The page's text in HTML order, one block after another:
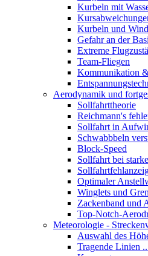
Kurbeln mit
Kurbeln und Wind
Gefahr an der
Extreme
Team-Fliegen
Kommunikation
Aerodynamik und
Sollfahrttheorie
Reichmann's
Sollfahrt in
Schwabbbeln
Block-Speed
Sollfahrt bei
Optimaler
Winglets und
Zackenband und
Top-Notch-
Meteorologie -
Auswahl des
Tragende Linien